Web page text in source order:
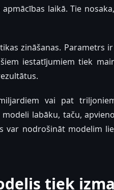
laikā. Tie
zināšanas. Parametrs
iestatījumiem tiek
vai pat
labāku, taču,
var nodrošināt modelim
tiek